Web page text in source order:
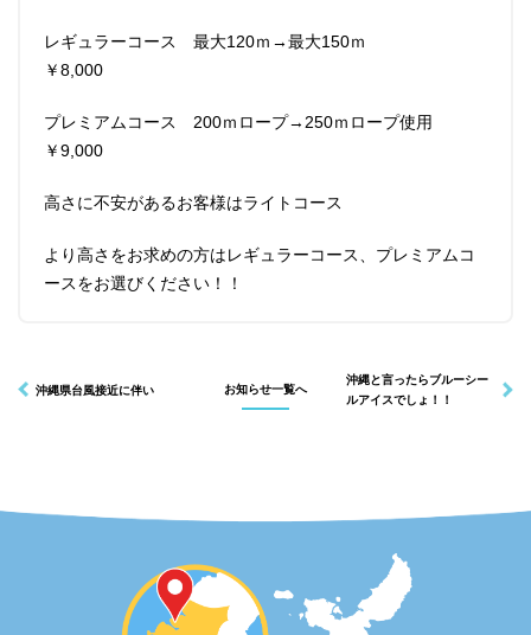
インフォメーション
レギュラーコース 最大120ｍ→最大150ｍ
￥8,000
プレミアムコース 200ｍロープ→250ｍロープ使用
￥9,000
高さに不安があるお客様はライトコース
より高さをお求めの方はレギュラーコース、プレミアムコ
ースをお選びください！！
沖縄と言ったらブルーシー
ルアイスでしょ！！
お知らせ一覧へ
沖縄県台風接近に伴い